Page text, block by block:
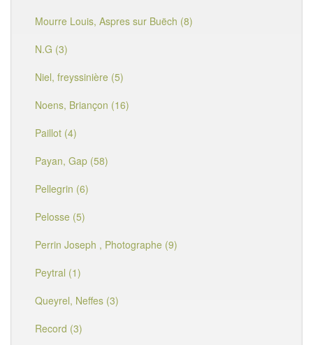
Mourre Louis, Aspres sur Buëch (8)
N.G (3)
Niel, freyssinière (5)
Noens, Briançon (16)
Paillot (4)
Payan, Gap (58)
Pellegrin (6)
Pelosse (5)
Perrin Joseph , Photographe (9)
Peytral (1)
Queyrel, Neffes (3)
Record (3)